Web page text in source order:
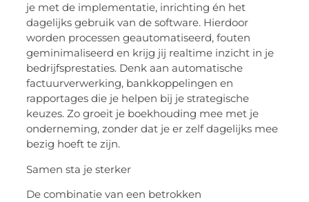
je met de implementatie, inrichting én het
dagelijks gebruik van de software. Hierdoor
worden processen geautomatiseerd, fouten
geminimaliseerd en krijg jij realtime inzicht in je
bedrijfsprestaties. Denk aan automatische
factuurverwerking, bankkoppelingen en
rapportages die je helpen bij je strategische
keuzes. Zo groeit je boekhouding mee met je
onderneming, zonder dat je er zelf dagelijks mee
bezig hoeft te zijn.
Samen sta je sterker
De combinatie van een betrokken